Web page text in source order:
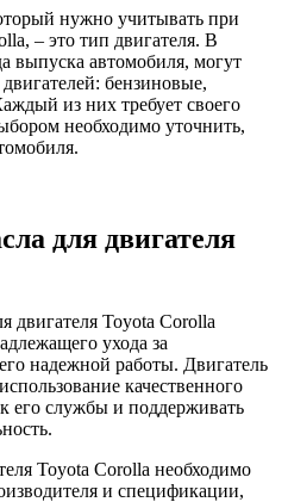
нужно учитывать при
– это тип двигателя. В
выпуска автомобиля, могут
бензиновые,
из них требует своего
необходимо уточнить,
для двигателя
двигателя Toyota Corolla
ухода за
надежной работы. Двигатель
качественного
его службы и поддерживать
Toyota Corolla необходимо
и спецификации,